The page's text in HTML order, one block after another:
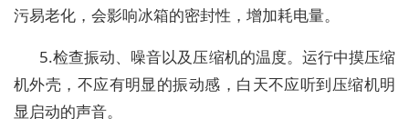
污易老化，会影响冰箱的密封性，增加耗电量。
5.检查振动、噪音以及压缩机的温度。运行中摸压缩
机外壳，不应有明显的振动感，白天不应听到压缩机明
显启动的声音。